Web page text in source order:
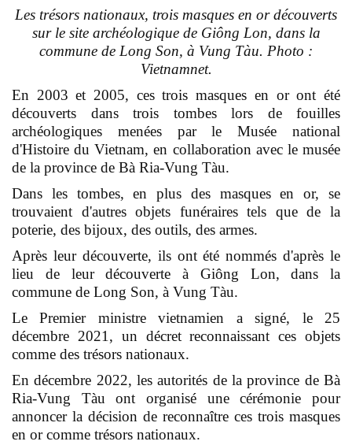
Les trésors nationaux, trois masques en or découverts
sur le site archéologique de Giông Lon, dans la
commune de Long Son, à Vung Tàu. Photo :
Vietnamnet.
En 2003 et 2005, ces trois masques en or ont été
découverts dans trois tombes lors de fouilles
archéologiques menées par le Musée national
d'Histoire du Vietnam, en collaboration avec le musée
de la province de Bà Ria-Vung Tàu.
Dans les tombes, en plus des masques en or, se
trouvaient d'autres objets funéraires tels que de la
poterie, des bijoux, des outils, des armes.
Après leur découverte, ils ont été nommés d'après le
lieu de leur découverte à Giông Lon, dans la
commune de Long Son, à Vung Tàu.
Le Premier ministre vietnamien a signé, le 25
décembre 2021, un décret reconnaissant ces objets
comme des trésors nationaux.
En décembre 2022, les autorités de la province de Bà
Ria-Vung Tàu ont organisé une cérémonie pour
annoncer la décision de reconnaître ces trois masques
en or comme trésors nationaux.